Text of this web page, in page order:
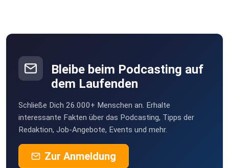
Bleibe beim Podcasting auf
dem Laufenden
Schließe Dich 26.000+ Menschen an. Erhalte
interessante Fakten über das Podcasting, Tipps der
Redaktion, Job-Angebote, Events und mehr.
Zur Anmeldung